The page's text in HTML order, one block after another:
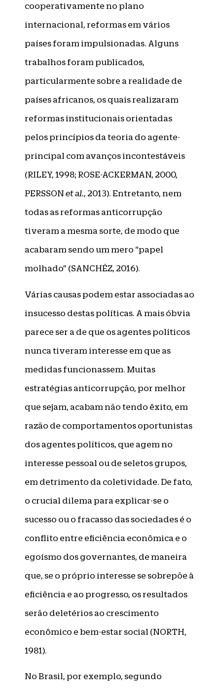
cooperativamente no plano
internacional, reformas em vários
países foram impulsionadas. Alguns
trabalhos foram publicados,
particularmente sobre a realidade de
países africanos, os quais realizaram
reformas institucionais orientadas
pelos princípios da teoria do agente-
principal com avanços incontestáveis
(RILEY, 1998; ROSE-ACKERMAN, 2000,
PERSSON et al., 2013). Entretanto, nem
todas as reformas anticorrupção
tiveram a mesma sorte, de modo que
acabaram sendo um mero “papel
molhado” (SANCHÉZ, 2016).
Várias causas podem estar associadas ao
insucesso destas políticas. A mais óbvia
parece ser a de que os agentes políticos
nunca tiveram interesse em que as
medidas funcionassem. Muitas
estratégias anticorrupção, por melhor
que sejam, acabam não tendo êxito, em
razão de comportamentos oportunistas
dos agentes políticos, que agem no
interesse pessoal ou de seletos grupos,
em detrimento da coletividade. De fato,
o crucial dilema para explicar-se o
sucesso ou o fracasso das sociedades é o
conflito entre eficiência econômica e o
egoísmo dos governantes, de maneira
que, se o próprio interesse se sobrepõe à
eficiência e ao progresso, os resultados
serão deletérios ao crescimento
econômico e bem-estar social (NORTH,
1981).
No Brasil, por exemplo, segundo